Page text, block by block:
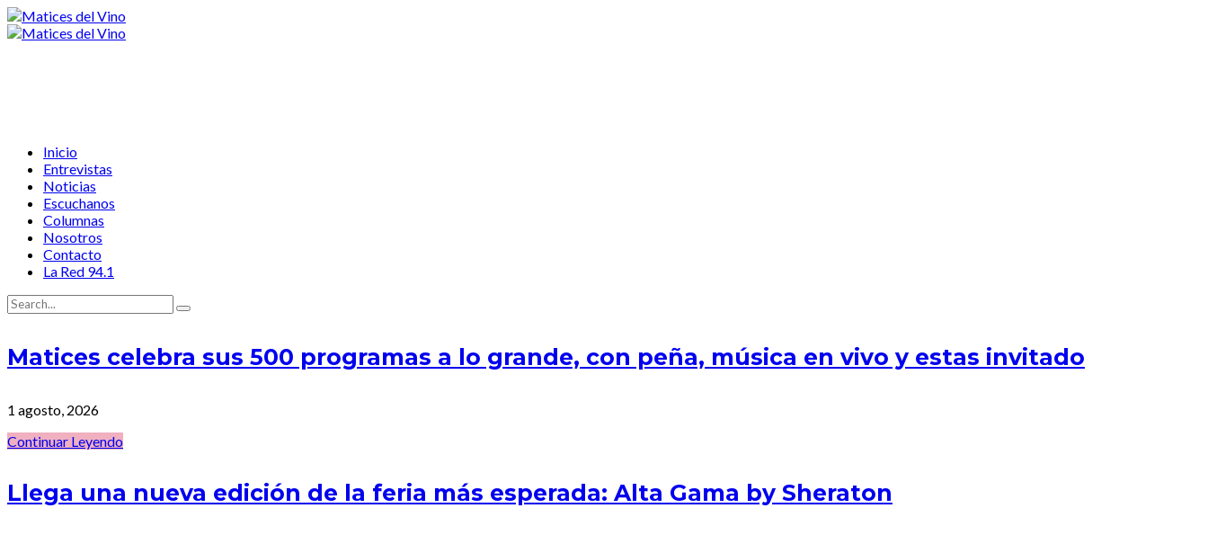
Inicio
Entrevistas
Noticias
Escuchanos
Columnas
Nosotros
Contacto
La Red 94.1
Matices celebra sus 500 programas a lo grande, con peña, música en vivo y estas invitado
1 agosto, 2026
Continuar Leyendo
Llega una nueva edición de la feria más esperada: Alta Gama by Sheraton